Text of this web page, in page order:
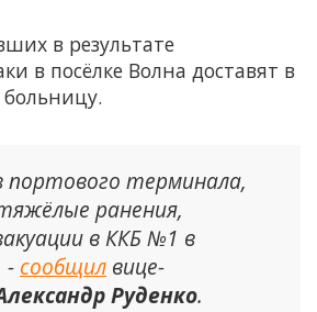
в результате
в посёлке Волна доставят в
портового терминала,
ранения,
в ККБ №1 в
- сообщил вице-
Руденко.